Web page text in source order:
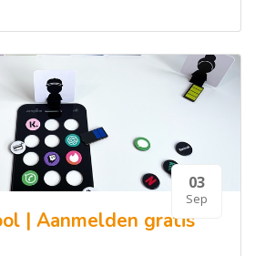
03
Sep
| Aanmelden gratis